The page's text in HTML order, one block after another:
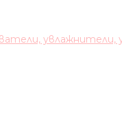
увлажнители,